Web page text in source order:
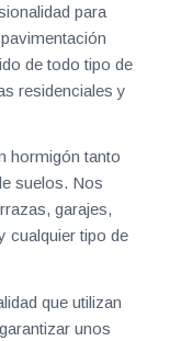
para
de todo tipo de
residenciales y
hormigón tanto
suelos. Nos
garajes,
cualquier tipo de
que utilizan
unos